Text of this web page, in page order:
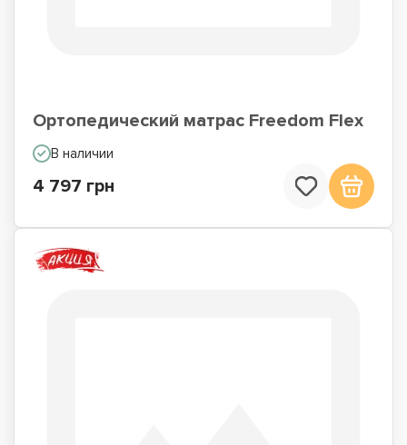
Ортопедический матрас Freedom Flex
В наличии
4 797 грн